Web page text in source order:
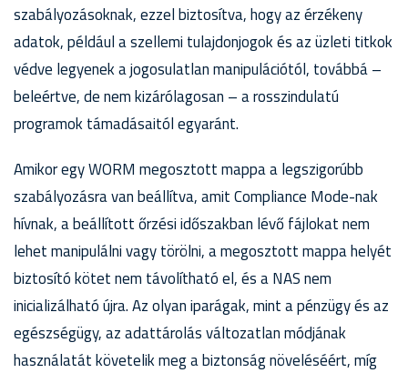
szabályozásoknak, ezzel biztosítva, hogy az érzékeny
adatok, például a szellemi tulajdonjogok és az üzleti titkok
védve legyenek a jogosulatlan manipulációtól, továbbá –
beleértve, de nem kizárólagosan – a rosszindulatú
programok támadásaitól egyaránt.
Amikor egy WORM megosztott mappa a legszigorúbb
szabályozásra van beállítva, amit Compliance Mode-nak
hívnak, a beállított őrzési időszakban lévő fájlokat nem
lehet manipulálni vagy törölni, a megosztott mappa helyét
biztosító kötet nem távolítható el, és a NAS nem
inicializálható újra. Az olyan iparágak, mint a pénzügy és az
egészségügy, az adattárolás változatlan módjának
használatát követelik meg a biztonság növeléséért, míg